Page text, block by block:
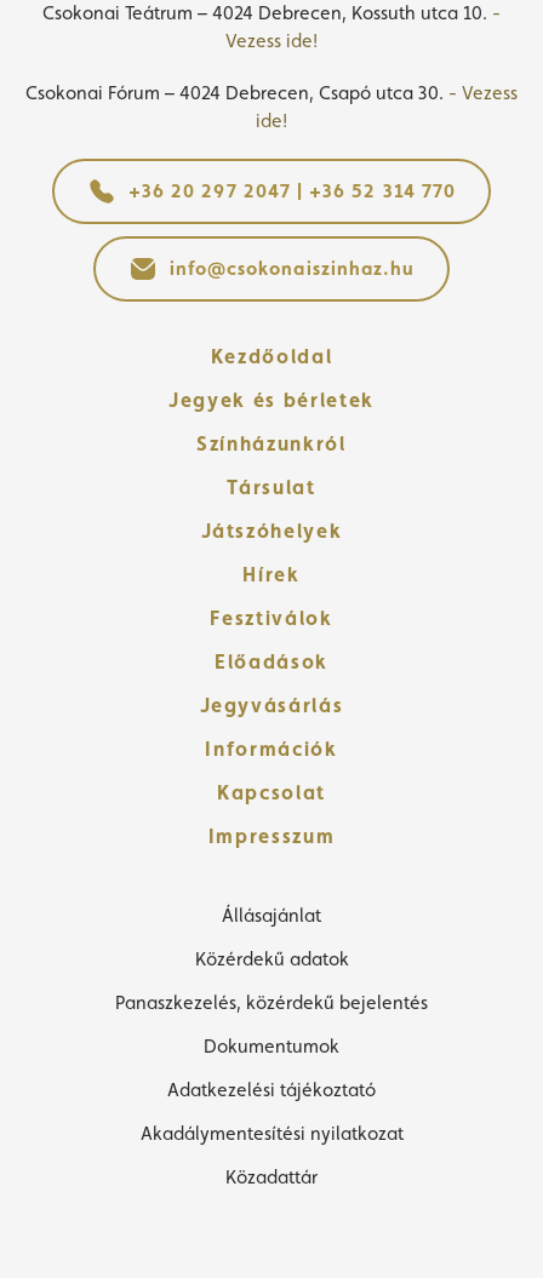
Csokonai Teátrum – 4024 Debrecen, Kossuth utca 10. -
Vezess ide!
Csokonai Fórum – 4024 Debrecen, Csapó utca 30. - Vezess
ide!
+36 20 297 2047 | +36 52 314 770
info@csokonaiszinhaz.hu
Kezdőoldal
Jegyek és bérletek
Színházunkról
Társulat
Játszóhelyek
Hírek
Fesztiválok
Előadások
Jegyvásárlás
Információk
Kapcsolat
Impresszum
Állásajánlat
Közérdekű adatok
Panaszkezelés, közérdekű bejelentés
Dokumentumok
Adatkezelési tájékoztató
Akadálymentesítési nyilatkozat
Közadattár